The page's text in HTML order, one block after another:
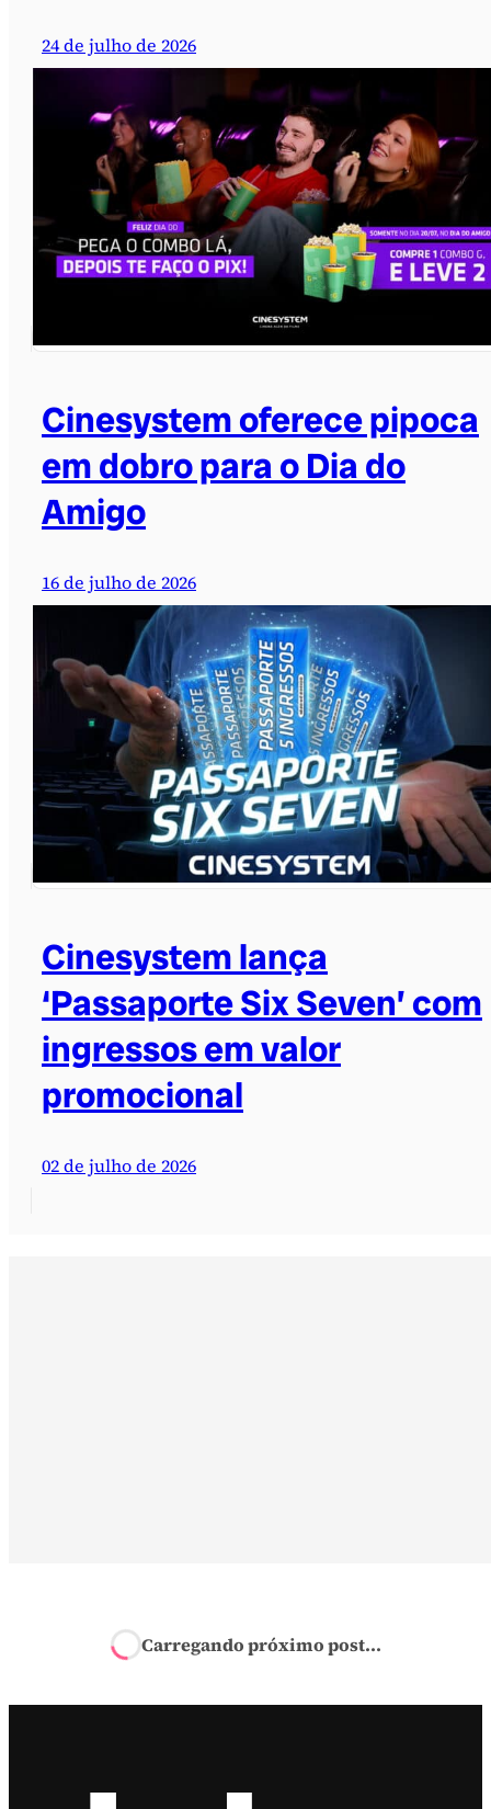
24 de julho de 2026
Cinesystem oferece pipoca
em dobro para o Dia do
Amigo
16 de julho de 2026
Cinesystem lança
‘Passaporte Six Seven’ com
ingressos em valor
promocional
02 de julho de 2026
'Patos: O Filme'
Combos de Pipoca
quinta-feira aos cinemas brasileiros